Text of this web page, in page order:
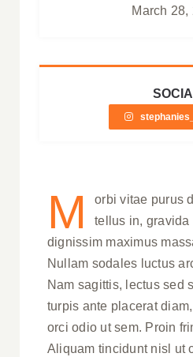
March 28,
M
orbi vitae purus
tellus in, gravida
dignissim maximus
Nullam sodales luctus
Nam sagittis, lectus sed
turpis ante placerat
orci odio ut sem. Proin
Aliquam tincidunt nisl ut